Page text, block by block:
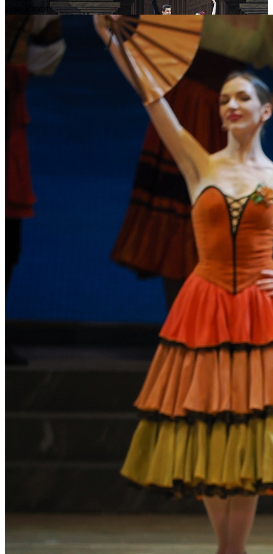
Дон Кихот